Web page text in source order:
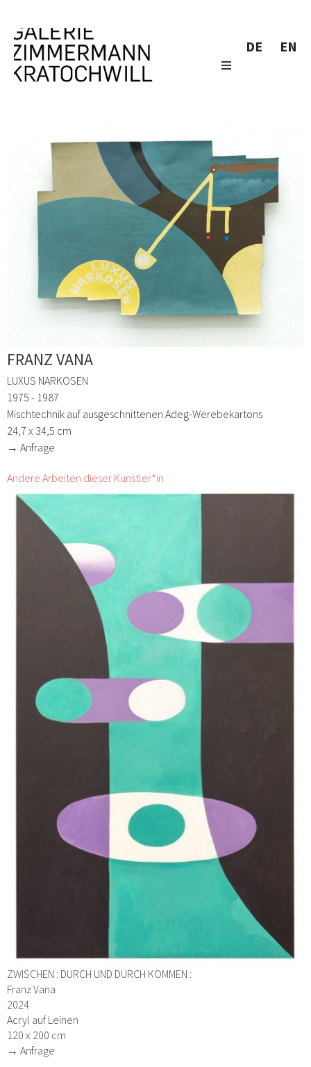
DE EN
FRANZ VANA
LUXUS NARKOSEN
1975 - 1987
Mischtechnik auf ausgeschnittenen Adeg-Werebekartons
24,7 x 34,5 cm
→ Anfrage
Andere Arbeiten dieser Künstler*in
ZWISCHEN : DURCH UND DURCH KOMMEN :
Franz Vana
2024
Acryl auf Leinen
120 x 200 cm
→ Anfrage